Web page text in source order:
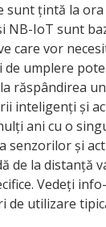
sunt țintă la
NB-IoT sunt
care vor
de umplere
răspândirea
inteligenți și
ani cu o
senzorilor și
de la distanță
Vedeți
de utilizare